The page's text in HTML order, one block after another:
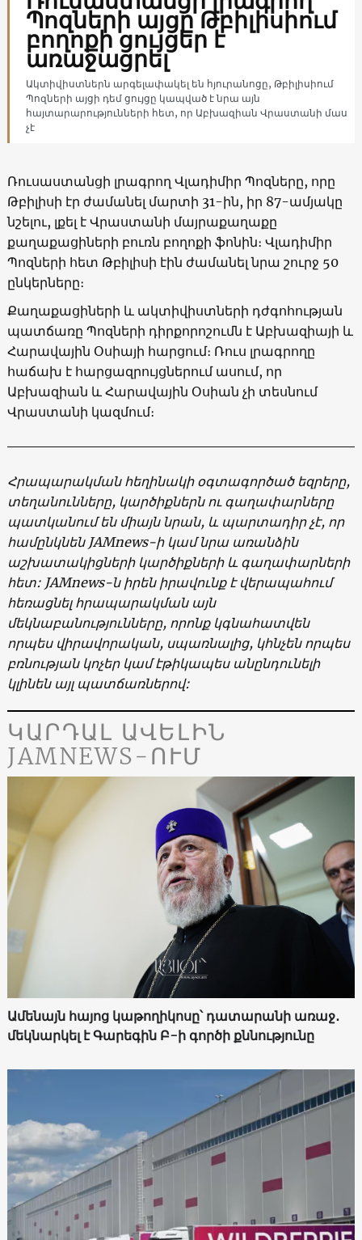
Պոզների այցը Թբիլիսիում
բողոքի ցույցեր է
առաջացրել
Ակտիվիստներն արգելափակել են հյուրանոցը, Թբիլիսիում
Պոզների այցի դեմ ցույցը կապված է նրա այն
հայտարարությունների հետ, որ Աբխազիան Վրաստանի մաս
չէ
Ռուսաստանցի լրագրող Վլադիմիր Պոզները, որը
Թբիլիսի էր ժամանել մարտի 31-ին, իր 87-ամյակը
նշելու, լքել է Վրաստանի մայրաքաղաքը
քաղաքացիների բուռն բողոքի ֆոնին։ Վլադիմիր
Պոզների հետ Թբիլիսի էին ժամանել նրա շուրջ 50
ընկերները։
Քաղաքացիների և ակտիվիստների դժգոհության
պատճառը Պոզների դիրքորոշումն է Աբխազիայի և
Հարավային Օսիայի հարցում։ Ռուս լրագրողը
հաճախ է հարցազրույցներում ասում, որ
Աբխազիան և Հարավային Օսիան չի տեսնում
Վրաստանի կազմում։
Հրապարակման հեղինակի օգտագործած եզրերը,
տեղանունները, կարծիքներն ու գաղափարները
պատկանում են միայն նրան, և պարտադիր չէ, որ
համընկնենJAMnews-ի կամ նրա առանձին
աշխատակիցների կարծիքների և գաղափարների
հետ: JAMnews-ն իրեն իրավունք է վերապահում
հեռացնել հրապարակման այն
մեկնաբանությունները, որոնք կգնահատվեն
որպես վիրավորական, սպառնալից, կհնչեն որպես
բռնության կոչեր կամ էթիկապես անընդունելի
կլինեն այլ պատճառներով:
ԿԱՐԴԱԼ ԱՎԵԼԻՆ
JAMNEWS-ՈՒՄ
Ամենայն հայոց կաթողիկոսը՝ դատարանի առաջ․
մեկնարկել է Գարեգին Բ-ի գործի քննությունը